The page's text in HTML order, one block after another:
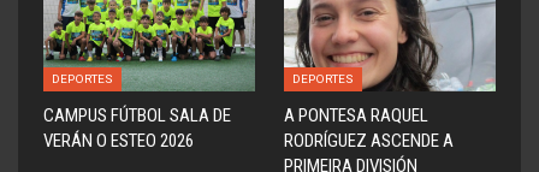
DEPORTES
CAMPUS FÚTBOL SALA DE
VERÁN O ESTEO 2026
DEPORTES
A PONTESA RAQUEL
RODRÍGUEZ ASCENDE A
PRIMEIRA DIVISIÓN